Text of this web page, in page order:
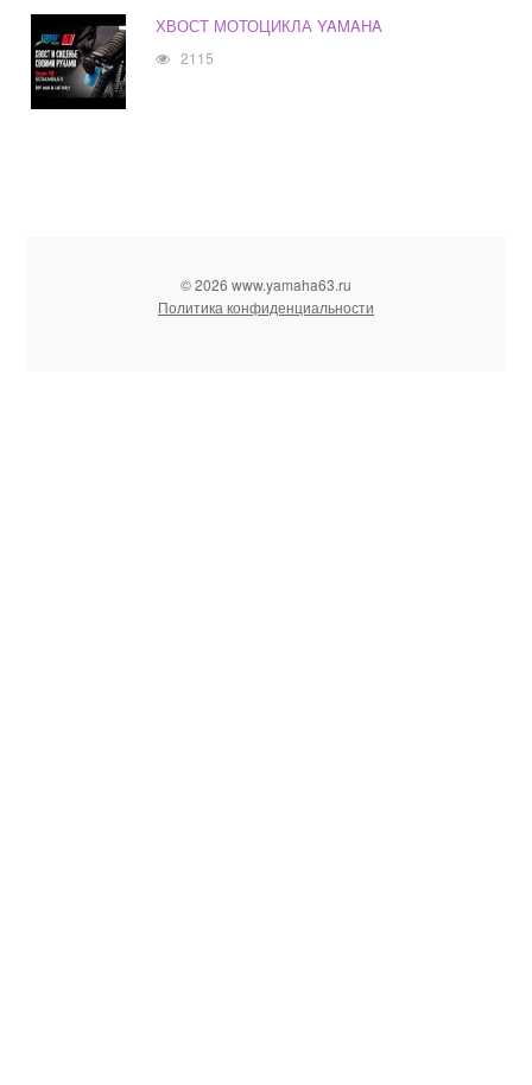
ХВОСТ МОТОЦИКЛА YAMAHA
2115
© 2026 www.yamaha63.ru
Политика конфиденциальности